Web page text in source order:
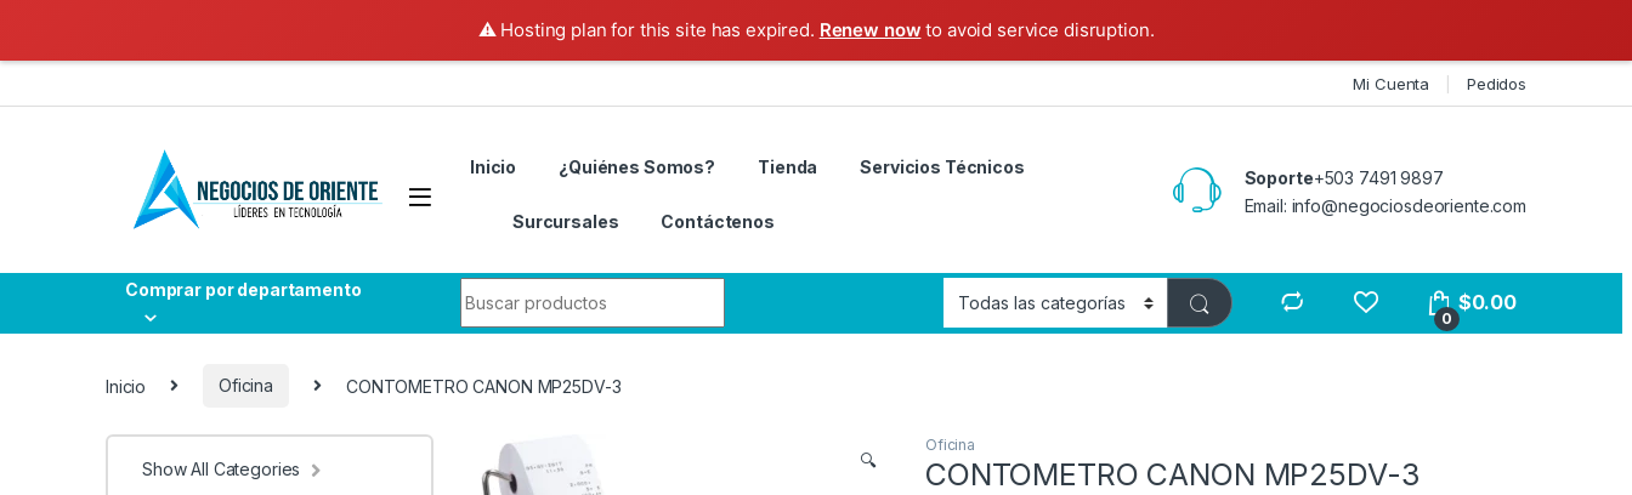
⚠️ Hosting plan for this site has expired. Renew now to avoid service disruption.
Mi Cuenta Pedidos
Inicio ¿Quiénes Somos? Tienda Servicios Técnicos
Surcursales Contáctenos
Soporte+503 7491 9897
Email: info@negociosdeoriente.com
Comprar por departamento
0
$0.00
Inicio Oficina CONTOMETRO CANON MP25DV-3
🔍
Oficina
CONTOMETRO CANON MP25DV-3
Show All Categories